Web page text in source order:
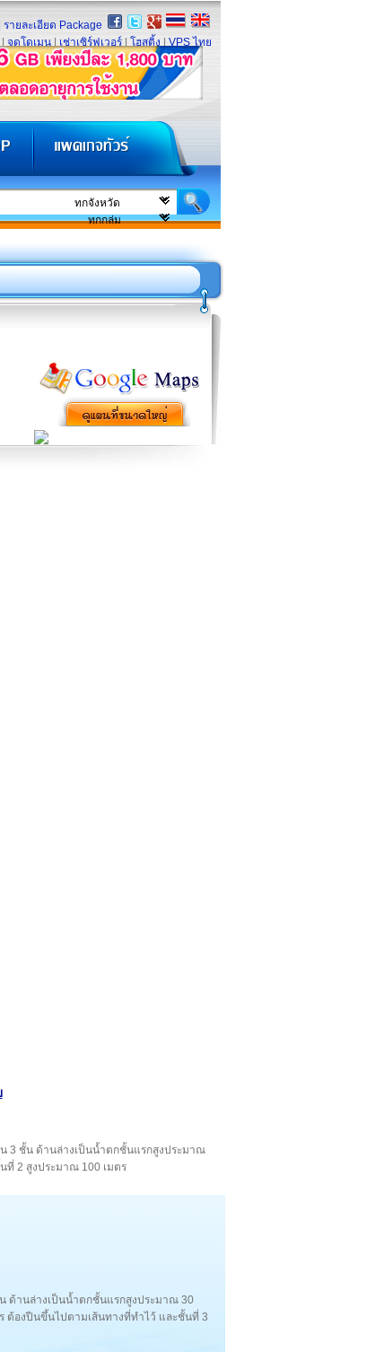
รายละเอียด Package
จดโดเมน เช่าเซิร์ฟเวอร์ โฮสติ้ง VPS ไทย
3 ชั้น ด้านล่างเป็นน้ำตกชั้นแรกสูงประมาณ
ที่ 2 สูงประมาณ 100 เมตร
ด้านล่างเป็นน้ำตกชั้นแรกสูงประมาณ 30
ต้องปีนขึ้นไปตามเส้นทางที่ทำไว้ และชั้นที่ 3